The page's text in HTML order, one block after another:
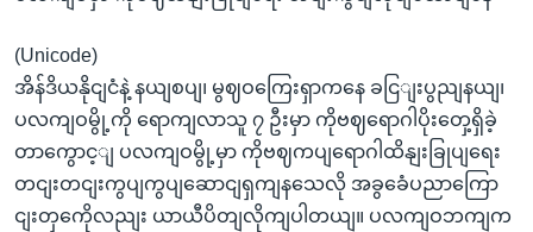
(Unicode)
အိန်ဒိယနိုငျငံနဲ့ နယျစပျ၊ မွဈဝကြေးရှာကနေ ခငြျးပွညျနယျ၊
ပလကျဝမွို့ကို ရောကျလာသူ ၇ ဦးမှာ ကိုဗဈရောဂါပိုးတှေ့ရှိခဲ့
တာကွောင့ျ ပလကျဝမွို့မှာ ကိုဗဈကပျရောဂါထိနျးခြုပျရေး
တငျးတငျးကွပျကွပျဆောငျရှကျနသေလို အခွခေံပညာကြော
ငျးတှကေိုလညျး ယာယီပိတျလိုကျပါတယျ။ ပလကျဝဘကျက